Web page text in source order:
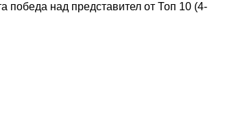
победа над представител от Топ 10 (4-